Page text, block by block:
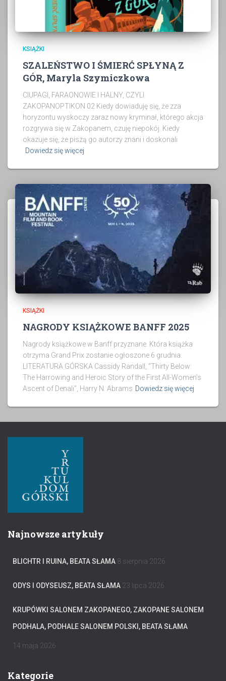
KSIĄŻKI
SZALEŃSTWO I ŚMIERĆ SPŁYNĄ Z
GÓR, Maryla Szymiczkowa
CIUPAGI, FARAONOWIE I HALNY, CZYLI
ZAKOPANOPTIKON 02 Kiedy dowiaduję się, że zza
horyzontu wyskoczy zaraz nowy kryminał, którego akcja
rozgrywa się w Zakopanem, czuję niepokój. Kiedy
okazuje się, że piszą go autorzy znani i doskonali
Dowiedz się więcej
KSIĄŻKI
NAGRODY KSIĄŻKOWE BANFF 2025
Nagrody książkowe w Banff przyznane. Która książka
otrzyma Grand Prix zostanie ogłoszone 6 grudnia.
LITERATURA GÓRSKA Cassidy Randall, “Thirty Below:
The Harrowing and Heroic Story of the First All-Women’s
Ascent of Denali”, Harry N. Abrams Dowiedz się więcej
Najnowsze artykuły
BLICHTR I RUINA, BEATA SŁAMA 8 sierpnia 2026
ODYS I ODYSEUSZ, BEATA SŁAMA 23 lipca 2026
KRUPÓWKI SALONEM ZAKOPANEGO, ZAKOPANE SALONEM
PODHALA, PODHALE SALONEM POLSKI, BEATA SŁAMA
14 maja 2026
Kategorie